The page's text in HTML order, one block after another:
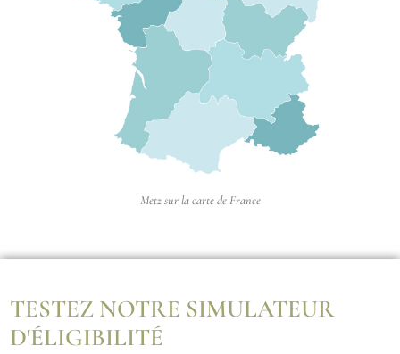
Metz sur la carte de France
TESTEZ NOTRE SIMULATEUR
D'ÉLIGIBILITÉ